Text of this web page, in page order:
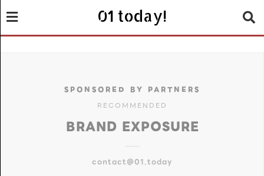
01 today!
SPONSORED BY PARTNERS
RECOMMENDED
BRAND EXPOSURE
contact@01.today